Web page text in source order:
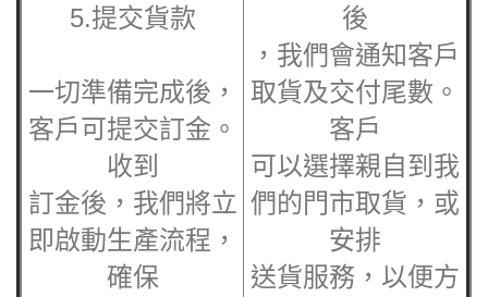
5.提交貨款
一切準備完成後，
客戶可提交訂金。
收到
訂金後，我們將立
即啟動生產流程，
確保
後
，我們會通知客戶
取貨及交付尾數。
客戶
可以選擇親自到我
們的門市取貨，或
安排
送貨服務，以便方